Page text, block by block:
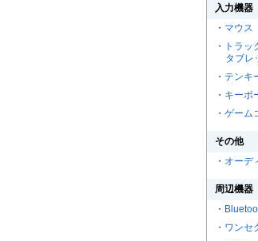
入力機器
・ マウス
・
トラッ
タブレ
・ テンキ
・ キーボ
・ ゲーム
その他
・ オーデ
周辺機器
・
・ ワンセ